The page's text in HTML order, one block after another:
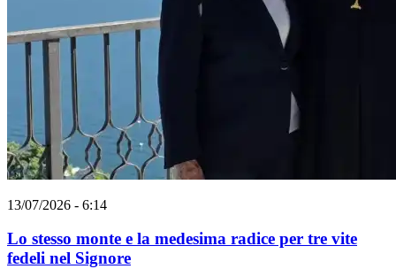
13/07/2026 - 6:14
Lo stesso monte e la medesima radice per tre vite
fedeli nel Signore